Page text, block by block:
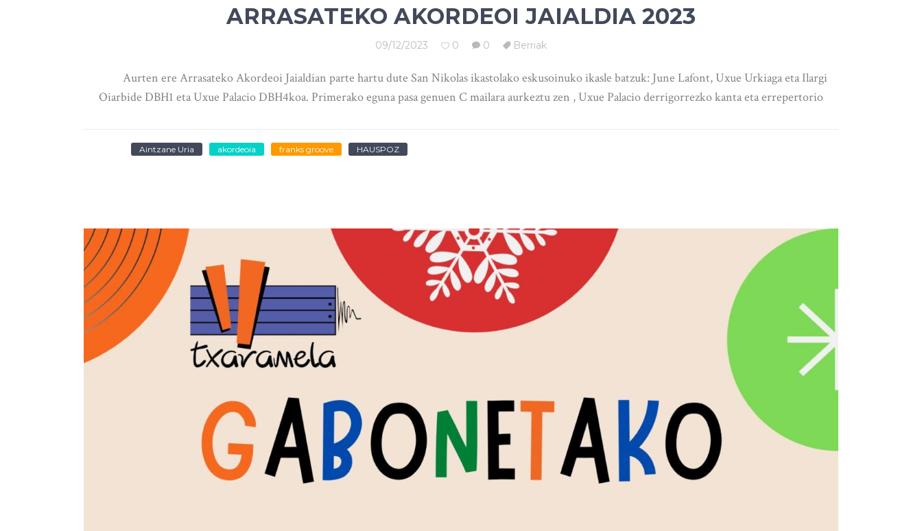
ARRASATEKO AKORDEOI JAIALDIA 2023
09/12/2023 0 0 Berriak
Aurten ere Arrasateko Akordeoi Jaialdian parte hartu dute San Nikolas ikastolako eskusoinuko ikasle batzuk: June Lafont, Uxue Urkiaga eta Ilargi
Oiarbide DBH1 eta Uxue Palacio DBH4koa. Primerako eguna pasa genuen C mailara aurkeztu zen , Uxue Palacio derrigorrezko kanta eta errepertorio
Aintzane Uria akordeoia franks groove HAUSPOZ